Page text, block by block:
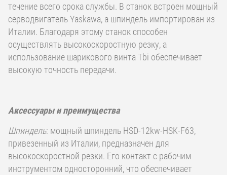
течение всего срока службы. В станок встроен мощный
серводвигатель Yaskawa, а шпиндель импортирован из
Италии. Благодаря этому станок способен
осуществлять высокоскоростную резку, а
использование шарикового винта Tbi обеспечивает
высокую точность передачи.
Аксессуары и преимущества
Шпиндель: мощный шпиндель HSD-12kw-HSK-F63,
привезенный из Италии, предназначен для
высокоскоростной резки. Его контакт с рабочим
инструментом односторонний, что обеспечивает